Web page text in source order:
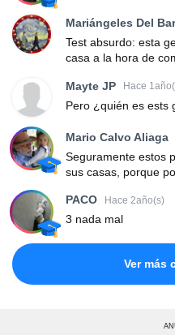
Mariángeles Del
Test absurdo: esta
casa a la hora de
Mayte JP Hace
Pero ¿quién es ests
Mario Calvo Aliaga
Seguramente estos
sus casas, porque
PACO Hace 2año(s)
3 nada mal
Ver más